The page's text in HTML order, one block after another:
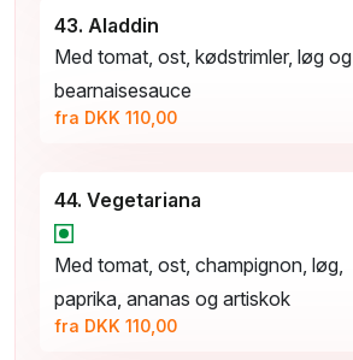
43. Aladdin
Med tomat, ost, kødstrimler, løg og
bearnaisesauce
fra DKK 110,00
44. Vegetariana
Med tomat, ost, champignon, løg,
paprika, ananas og artiskok
fra DKK 110,00